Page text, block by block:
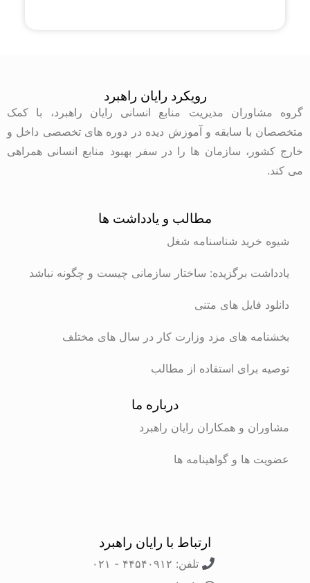
رویکرد رایان راهبرد
گروه مشاوران مدیریت منابع انسانی رایان راهبرد، با کمک
متخصصان با سابقه و آموزش دیده در دوره های تخصصی داخل و
خارج کشور، سازمان ها را در سفر بهبود منابع انسانی همراهی
می کند.
مطالب و یادداشت ها
شیوه خرید شناسنامه شغل
یادداشت برگزیده: ساختار سازمانی چیست و چگونه نباشد
دانلود فایل های متنی
بخشنامه های مزد وزارت کار در سال های مختلف
توصیه برای استفاده از مطالب
درباره ما
مشاوران و همکاران رایان راهبرد
عضویت ها و گواهینامه ها
ارتباط با رایان راهبرد
تلفن: ۴۴۵۴۰۹۱۲ - ۰۲۱